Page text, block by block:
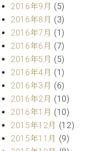
ホ
フ
マ
ン
ヴ
ィ
ジ
ョ
ン
C.BECHSTEIN
Digital(ベ
ヒ
拶
技
者
紹
介
展示
情報
【ユ
ピア
ノ特
選中
2016年9月 (5)
2016年8月 (3)
2016年7月 (1)
2016年6月 (7)
2016年5月 (5)
2016年4月 (1)
2016年3月 (6)
2016年2月 (10)
2016年1月 (10)
2015年12月 (12)
2015年11月 (9)